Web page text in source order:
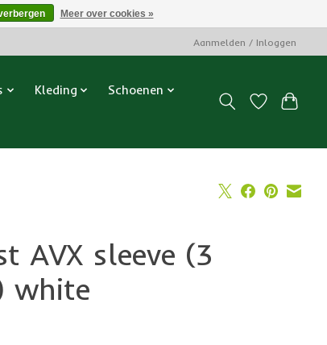
Aanmelden / Inloggen
Kleding
Schoenen
AVX sleeve (3
white
Meer over cookies »